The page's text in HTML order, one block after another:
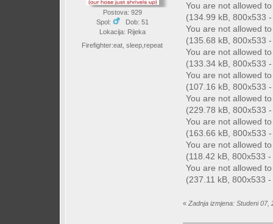
Postova: 929
Spol:
Dob: 51
Lokacija: Rijeka
Firefighter:eat, sleep,repeat
You are not allowed
(134.99 kB, 800x533
You are not allowed
(135.68 kB, 800x533
You are not allowed
(133.34 kB, 800x533
You are not allowed
(107.16 kB, 800x533
You are not allowed
(229.78 kB, 800x533
You are not allowed
(163.66 kB, 800x533
You are not allowed
(118.42 kB, 800x533
You are not allowed
(237.11 kB, 800x533
« Zadnja izmjena: Studeni 07,